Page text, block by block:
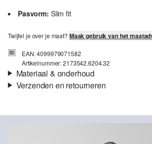
Pasvorm: Slim fit
Twijfel je over je maat? Maak gebruik van het
EAN: 4099979071582
Artikelnummer: 2173542.6204.32
Materiaal & onderhoud
Vulling: Gewatteerd
Verzenden en retourneren
Je bestelling wordt binnen 3-5 werkdagen